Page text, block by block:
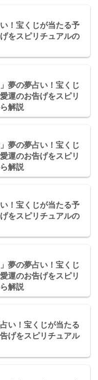
！宝くじが当たる予
をスピリチュアルの
夢の夢占い！宝くじ
運のお告げをスピリ
解説
夢の夢占い！宝くじ
運のお告げをスピリ
解説
！宝くじが当たる予
をスピリチュアルの
夢の夢占い！宝くじ
運のお告げをスピリ
解説
い！宝くじが当たる
げをスピリチュアル